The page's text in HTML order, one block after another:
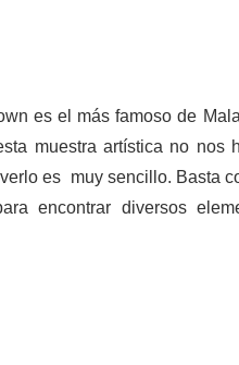
es el más famoso de
muestra artística no nos
es muy sencillo. Basta
encontrar diversos